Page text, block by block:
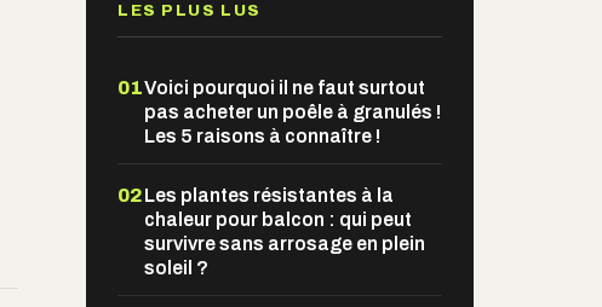
LES PLUS LUS
01Voici pourquoi il ne faut surtout
pas acheter un poêle à granulés !
Les 5 raisons à connaître !
02Les plantes résistantes à la
chaleur pour balcon : qui peut
survivre sans arrosage en plein
soleil ?